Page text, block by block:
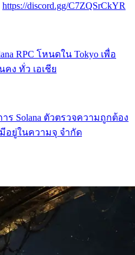
https://discord.gg/C7ZQSrCkYR
RPC โหนดใน Tokyo เพื่อ
ง ทั่ว เอเชีย
ร Solana ตัวตรวจความถูกต้อง
มีอยู่ในความจุ จํากัด